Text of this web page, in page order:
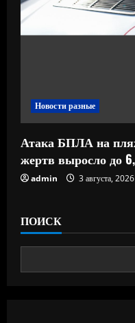
Новости разные
Атака БПЛА на
жертв выросло до
admin 3 августа, 2026
ПОИСК